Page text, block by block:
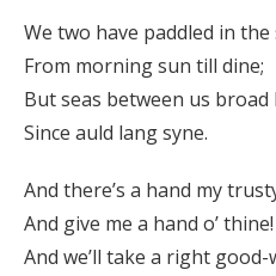
We two have paddled in the
From morning sun till dine;
But seas between us broad
Since auld lang syne.
And there’s a hand my
And give me a hand o’ thine!
And we’ll take a right